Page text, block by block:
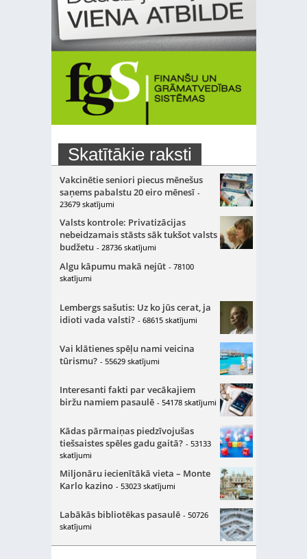
Skatītākie raksti
Vakcinētie seniori piecus mēnešus
saņems pabalstu 20 eiro mēnesī -
23679 skatījumi
Valsts kontrole: Privatizācijas
nebeidzamais stāsts sāk tukšot valsts
budžetu - 28736 skatījumi
Algu kāpumu makā nejūt - 78100
skatījumi
Lembergs sašutis: Uz ko jūs cerat, ja
idioti vada valsti? - 68615 skatījumi
Vai klātienes spēļu nami veicina
tūrismu? - 55629 skatījumi
Interesanti fakti par vecākajiem
biržu namiem pasaulē - 54178 skatījumi
Kādas pārmaiņas piedzīvojušas
tiešsaistes spēles gadu gaitā? - 53133
skatījumi
Miljonāru iecienītākā vieta – Monte
Karlo kazino - 53023 skatījumi
Labākās bibliotēkas pasaulē - 50726
skatījumi